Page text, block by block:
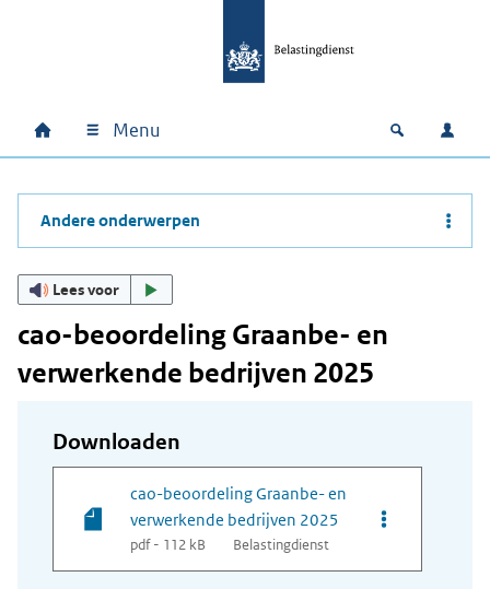
Hoofdnavigatie
Home Menu Open
Andere onderwerpen
Lees voor
cao-beoordeling Graanbe- en
verwerkende bedrijven 2025
Downloaden
cao-beoordeling Graanbe- en
verwerkende bedrijven 2025
pdf - 112 kB Belastingdienst
Opties van